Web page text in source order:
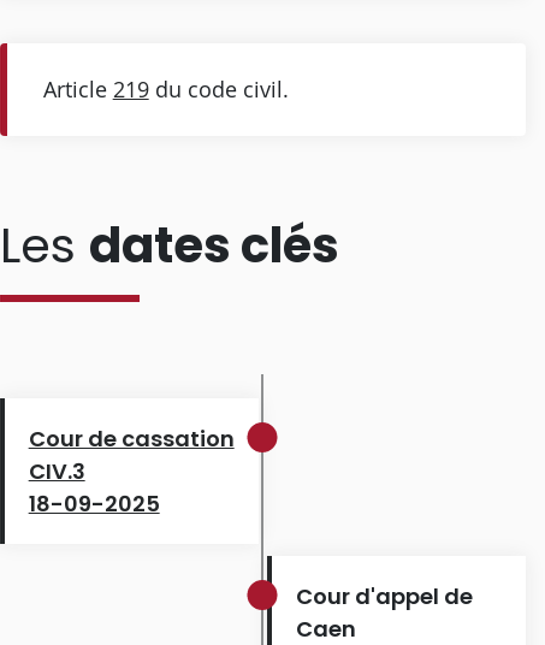
Article 219du code civil.
Les dates clés
Cour de cassation
CIV.3
18-09-2025
Cour d'appel de
Caen